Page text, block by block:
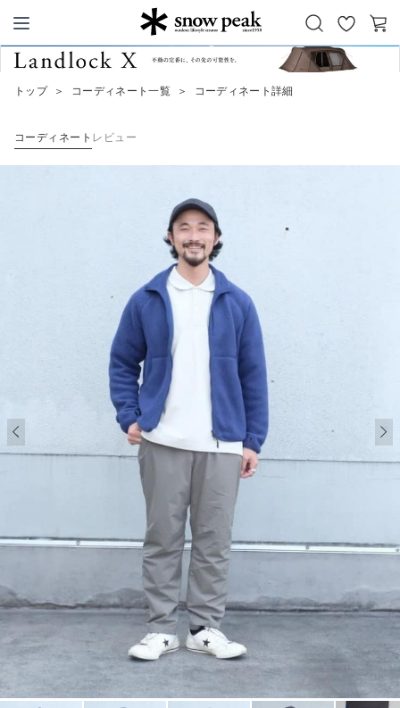
Snow Peak
お
気
カ
トップ ＞ コーディネート一覧 ＞ コーディネート詳細
コーディネート レビュー